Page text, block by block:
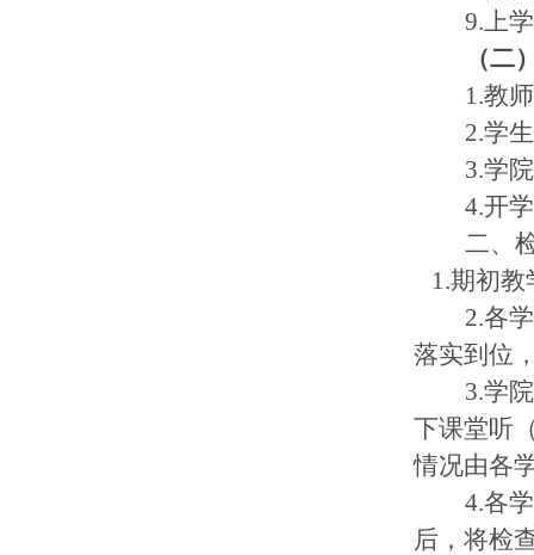
9.上
（二
1.教
2.学
3.学
4.开
二、
1.期初教
2.各
落实到位
3.学
下课堂听
情况由各
4.各
后，将检